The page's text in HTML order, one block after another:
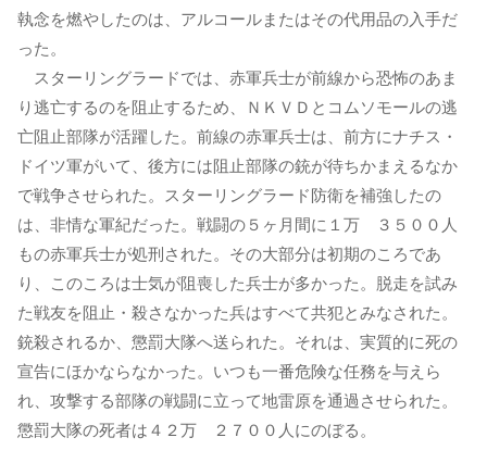
執念を燃やしたのは、アルコールまたはその代用品の入手だ
った。
スターリングラードでは、赤軍兵士が前線から恐怖のあま
り逃亡するのを阻止するため、ＮＫＶＤとコムソモールの逃
亡阻止部隊が活躍した。前線の赤軍兵士は、前方にナチス・
ドイツ軍がいて、後方には阻止部隊の銃が待ちかまえるなか
で戦争させられた。スターリングラード防衛を補強したの
は、非情な軍紀だった。戦闘の５ヶ月間に１万 ３５００人
もの赤軍兵士が処刑された。その大部分は初期のころであ
り、このころは士気が阻喪した兵士が多かった。脱走を試み
た戦友を阻止・殺さなかった兵はすべて共犯とみなされた。
銃殺されるか、懲罰大隊へ送られた。それは、実質的に死の
宣告にほかならなかった。いつも一番危険な任務を与えら
れ、攻撃する部隊の戦闘に立って地雷原を通過させられた。
懲罰大隊の死者は４２万 ２７００人にのぼる。